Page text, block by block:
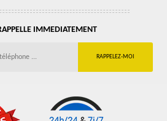
IMMEDIATEMENT